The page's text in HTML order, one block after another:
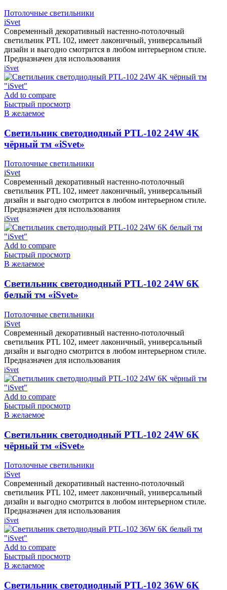
Потолочные светильники
iSvet
Современный декоративный настенно-потолочный
светильник PTL 102, имеет лаконичный, универсальный
дизайн и выгодно смотрится в любом интерьерном стиле.
Предназначен для использования
iSvet
Add to compare
Быстрый просмотр
В желаемое
Cветильник светодиодный PTL-102 24W 4K
чёрный тм «iSvet»
Потолочные светильники
iSvet
Современный декоративный настенно-потолочный
светильник PTL 102, имеет лаконичный, универсальный
дизайн и выгодно смотрится в любом интерьерном стиле.
Предназначен для использования
iSvet
Add to compare
Быстрый просмотр
В желаемое
Cветильник светодиодный PTL-102 24W 6K
белый тм «iSvet»
Потолочные светильники
iSvet
Современный декоративный настенно-потолочный
светильник PTL 102, имеет лаконичный, универсальный
дизайн и выгодно смотрится в любом интерьерном стиле.
Предназначен для использования
iSvet
Add to compare
Быстрый просмотр
В желаемое
Cветильник светодиодный PTL-102 24W 6K
чёрный тм «iSvet»
Потолочные светильники
iSvet
Современный декоративный настенно-потолочный
светильник PTL 102, имеет лаконичный, универсальный
дизайн и выгодно смотрится в любом интерьерном стиле.
Предназначен для использования
iSvet
Add to compare
Быстрый просмотр
В желаемое
Cветильник светодиодный PTL-102 36W 6K